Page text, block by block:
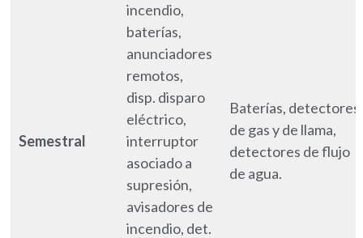
Semestral
incendio,
baterías,
anunciadores
remotos,
disp. disparo
eléctrico,
interruptor
asociado a
supresión,
avisadores de
incendio, det.
Baterías, detectores
de gas y de llama,
detectores de flujo
de agua.